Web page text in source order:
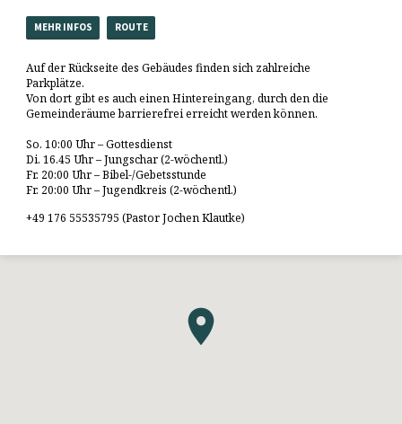
MEHR INFOS ROUTE
Auf der Rückseite des Gebäudes finden sich zahlreiche
Parkplätze.
Von dort gibt es auch einen Hintereingang, durch den die
Gemeinderäume barrierefrei erreicht werden können.
So. 10:00 Uhr – Gottesdienst
Di. 16.45 Uhr – Jungschar (2-wöchentl.)
Fr. 20:00 Uhr – Bibel-/Gebetsstunde
Fr. 20:00 Uhr – Jugendkreis (2-wöchentl.)
+49 176 55535795 (Pastor Jochen Klautke)